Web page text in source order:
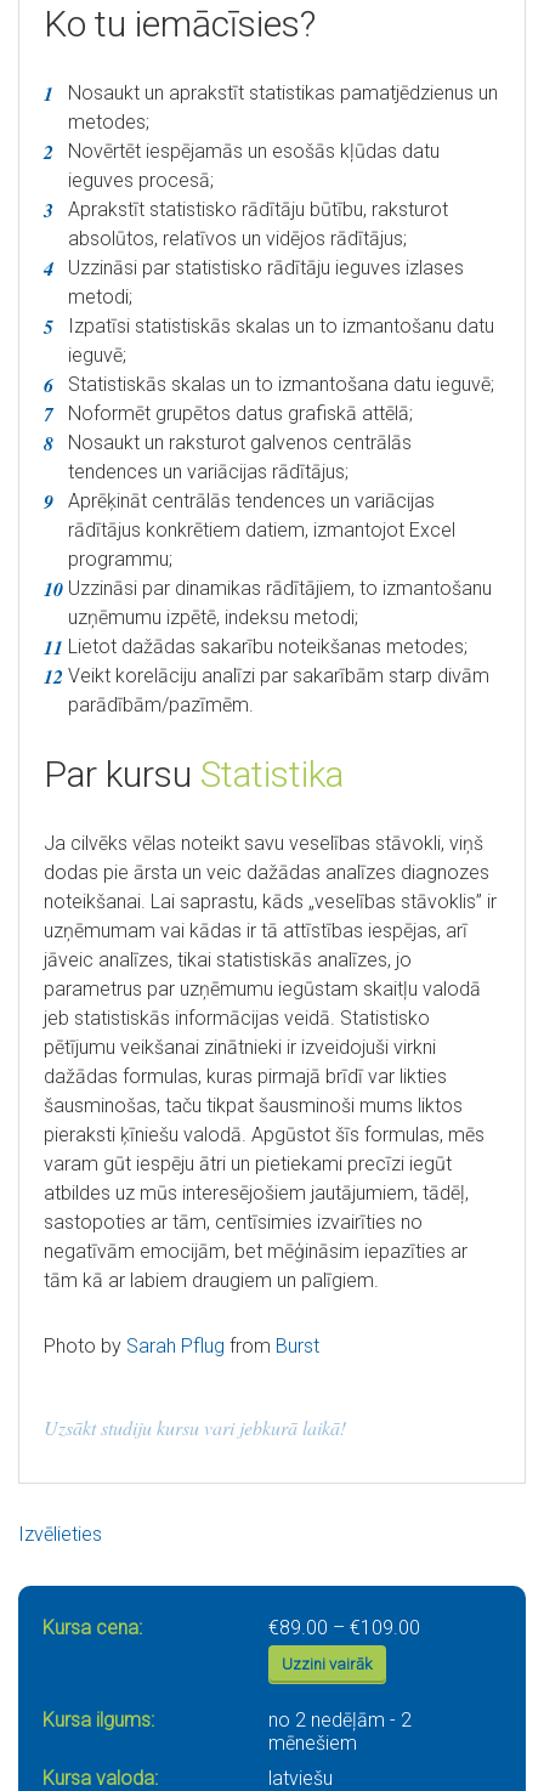
Ko tu iemācīsies?
Nosaukt un aprakstīt statistikas pamatjēdzienus un
metodes;
Novērtēt iespējamās un esošās kļūdas datu
ieguves procesā;
Aprakstīt statistisko rādītāju būtību, raksturot
absolūtos, relatīvos un vidējos rādītājus;
Uzzināsi par statistisko rādītāju ieguves izlases
metodi;
Izpatīsi statistiskās skalas un to izmantošanu datu
ieguvē;
Statistiskās skalas un to izmantošana datu ieguvē;
Noformēt grupētos datus grafiskā attēlā;
Nosaukt un raksturot galvenos centrālās
tendences un variācijas rādītājus;
Aprēķināt centrālās tendences un variācijas
rādītājus konkrētiem datiem, izmantojot Excel
programmu;
Uzzināsi par dinamikas rādītājiem, to izmantošanu
uzņēmumu izpētē, indeksu metodi;
Lietot dažādas sakarību noteikšanas metodes;
Veikt korelāciju analīzi par sakarībām starp divām
parādībām/pazīmēm.
Par kursu Statistika
Ja cilvēks vēlas noteikt savu veselības stāvokli, viņš
dodas pie ārsta un veic dažādas analīzes diagnozes
noteikšanai. Lai saprastu, kāds „veselības stāvoklis” ir
uzņēmumam vai kādas ir tā attīstības iespējas, arī
jāveic analīzes, tikai statistiskās analīzes, jo
parametrus par uzņēmumu iegūstam skaitļu valodā
jeb statistiskās informācijas veidā. Statistisko
pētījumu veikšanai zinātnieki ir izveidojuši virkni
dažādas formulas, kuras pirmajā brīdī var likties
šausminošas, taču tikpat šausminoši mums liktos
pieraksti ķīniešu valodā. Apgūstot šīs formulas, mēs
varam gūt iespēju ātri un pietiekami precīzi iegūt
atbildes uz mūs interesējošiem jautājumiem, tādēļ,
sastopoties ar tām, centīsimies izvairīties no
negatīvām emocijām, bet mēģināsim iepazīties ar
tām kā ar labiem draugiem un palīgiem.
Photo by Sarah Pflug from Burst
Uzsākt studiju kursu vari jebkurā laikā!
Izvēlieties
Kursa cena: €89.00 – €109.00
Uzzini vairāk
Kursa ilgums:
no 2 nedēļām - 2
mēnešiem
Kursa valoda:
latviešu